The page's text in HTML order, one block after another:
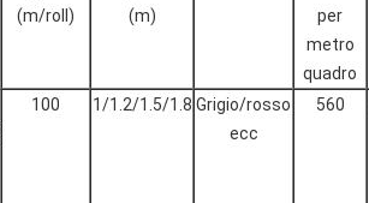
(m/roll)
(m)
per
metro
quadro
100 1/1.2/1.5/1.8 Grigio/rosso
ecc
560